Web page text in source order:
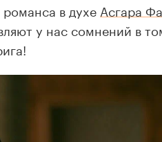
в духе Асгара
у нас сомнений в